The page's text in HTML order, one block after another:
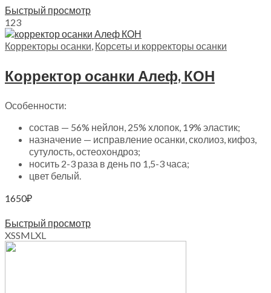
Быстрый просмотр
123
Корректоры осанки, Корсеты и корректоры осанки
Корректор осанки Алеф, КОН
Особенности:
состав — 56% нейлон, 25% хлопок, 19% эластик;
назначение — исправление осанки, сколиоз, кифоз,
сутулость, остеохондроз;
носить 2-3 раза в день по 1,5-3 часа;
цвет белый.
1650₽
Быстрый просмотр
XSSMLXL